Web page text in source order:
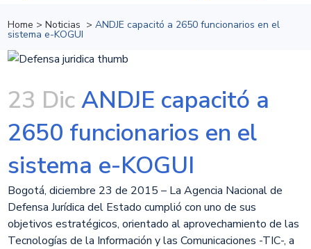
Home >Noticias >ANDJE capacitó a 2650 funcionarios en el
sistema e-KOGUI
23 DicANDJE capacitó a
2650 funcionarios en el
sistema e-KOGUI
​Bogotá, diciembre 23 de 2015 – La Agencia Nacional de
Defensa Jurídica del Estado cumplió con uno de sus
objetivos estratégicos, orientado al aprovechamiento de las
Tecnologías de la Información y las Comunicaciones -TIC-, a